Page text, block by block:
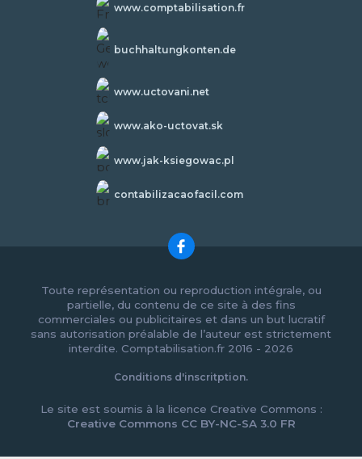
www.comptabilisation.fr
buchhaltungkonten.de
www.uctovani.net
www.ako-uctovat.sk
www.jak-ksiegowac.pl
contabilizacaofacil.com
Toute représentation ou reproduction intégrale, ou
partielle, du contenu de ce site à des fins
commerciales ou publicitaires et dans un but lucratif
sans autorisation préalable de l’auteur est strictement
interdite. Comptabilisation.fr 2016 - 2026
Conditions d'inscritption.
Le site est soumis à la licence Creative Commons :
Creative Commons CC BY-NC-SA 3.0 FR